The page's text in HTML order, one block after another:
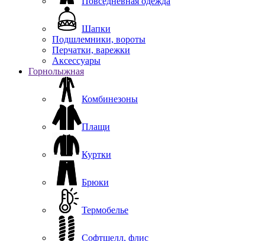
Шапки
Подшлемники, вороты
Перчатки, варежки
Аксессуары
Горнолыжная
Комбинезоны
Плащи
Куртки
Брюки
Термобелье
Софтшелл, флис